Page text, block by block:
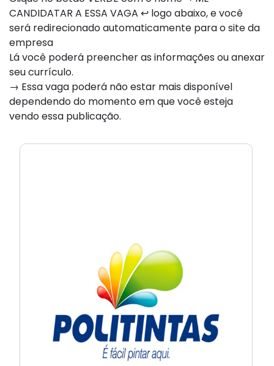
CANDIDATAR A ESSA VAGA ↩ logo abaixo, e você
será redirecionado automaticamente para o site da
empresa
Lá você poderá preencher as informações ou anexar
seu currículo.
→ Essa vaga poderá não estar mais disponível
dependendo do momento em que você esteja
vendo essa publicação.